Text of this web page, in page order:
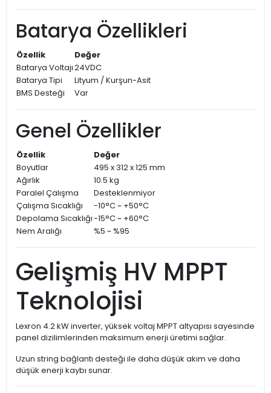
Batarya Özellikleri
Özellik
Değer
Batarya Voltajı24VDC
Batarya Tipi
Lityum / Kurşun-Asit
BMS Desteği
Var
Genel Özellikler
Özellik
Değer
Boyutlar
495 x 312 x 125 mm
Ağırlık
10.5 kg
Paralel Çalışma
Desteklenmiyor
Çalışma Sıcaklığı
-10°C ~ +50°C
Depolama Sıcaklığı-15°C ~ +60°C
Nem Aralığı
%5 ~ %95
Gelişmiş HV MPPT
Teknolojisi
Lexron 4.2 kW inverter, yüksek voltaj MPPT altyapısı sayesinde
panel dizilimlerinden maksimum enerji üretimi sağlar.
Uzun string bağlantı desteği ile daha düşük akım ve daha
düşük enerji kaybı sunar.